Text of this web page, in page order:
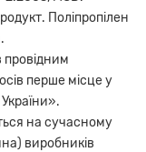
Поліпропілен
провідним
перше місце у
на сучасному
виробників